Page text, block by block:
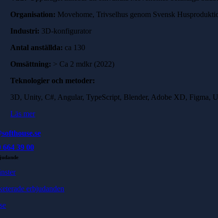
Organisation: Movehome, Trivselhus genom Svensk
Industri: 3D-konfigurator
Antal anställda: ca 130
Omsättning: > Ca 2 mdkr (2022)
Teknologier och metoder:
3D, Unity, C#, Angular, TypeScript, Blender, Adobe XD, Figma,
Läs mer
664 39 00
erbjudanden